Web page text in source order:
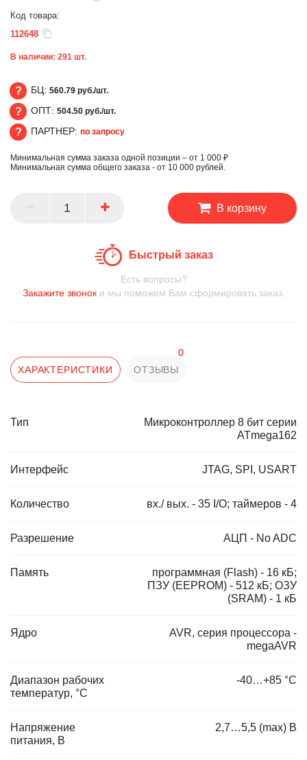
Код товара:
112648
В наличии: 291 шт.
БЦ
БЦ: 560.79 руб./шт.
ОПТ
ОПТ: 504.50 руб./шт.
ПАРТНЕР
ПАРТНЕР: по запросу
Минимальная сумма заказа одной позиции – от 1 000 ₽
Минимальная сумма общего заказа - от 10 000 рублей.
В корзину
Быстрый заказ
Есть вопросы?
Закажите звоноки мы поможем Вам сформировать заказ.
ХАРАКТЕРИСТИКИ ОТЗЫВЫ
0
Тип
Микроконтроллер 8 бит серии
ATmega162
Интерфейс JTAG, SPI, USART
Количество вх./ вых. - 35 I/O; таймеров - 4
Разрешение АЦП - No ADC
Память
программная (Flash) - 16 кБ;
ПЗУ (EEPROM) - 512 кБ; ОЗУ
(SRAM) - 1 кБ
Ядро
AVR, серия процессора -
megaAVR
Диапазон рабочих
температур, °C
-40…+85 °С
Напряжение
питания, В
2,7…5,5 (max) В